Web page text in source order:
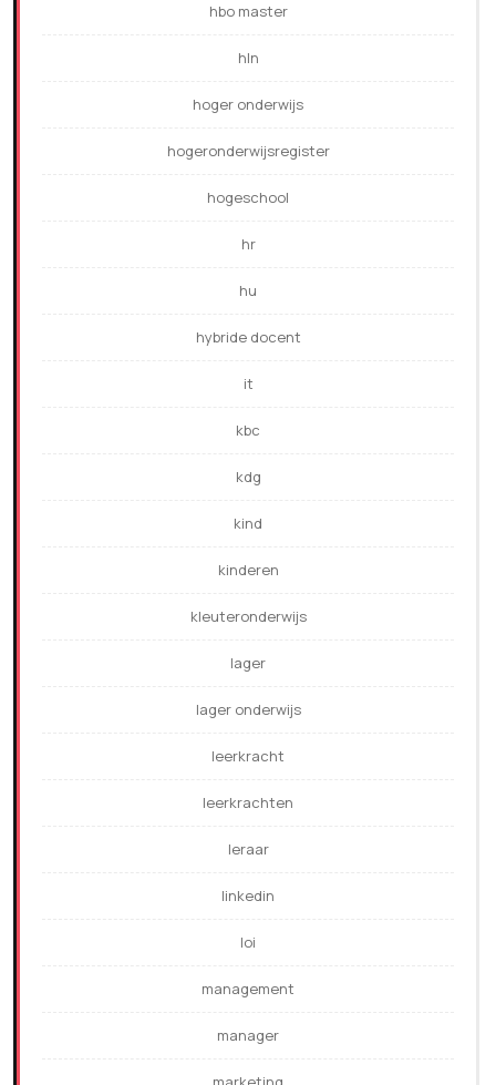
hbo master
hln
hoger onderwijs
hogeronderwijsregister
hogeschool
hr
hu
hybride docent
it
kbc
kdg
kind
kinderen
kleuteronderwijs
lager
lager onderwijs
leerkracht
leerkrachten
leraar
linkedin
loi
management
manager